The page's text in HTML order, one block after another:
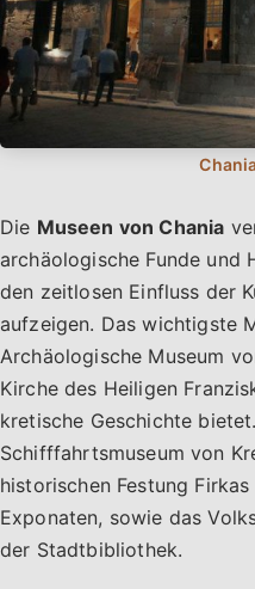
Die Museen von Chania
archäologische Funde und
den zeitlosen Einfluss der
aufzeigen. Das wichtigste
Archäologische Museum
Kirche des Heiligen
kretische Geschichte
Schifffahrtsmuseum von
historischen Festung
Exponaten, sowie das
der Stadtbibliothek.